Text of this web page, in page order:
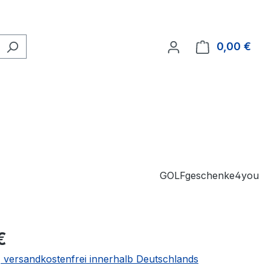
0,00 €
GOLFgeschenke4you
versandkostenfrei innerhalb Deutschlands